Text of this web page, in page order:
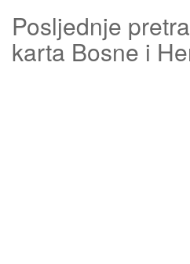
Posljednje
karta Bosne i